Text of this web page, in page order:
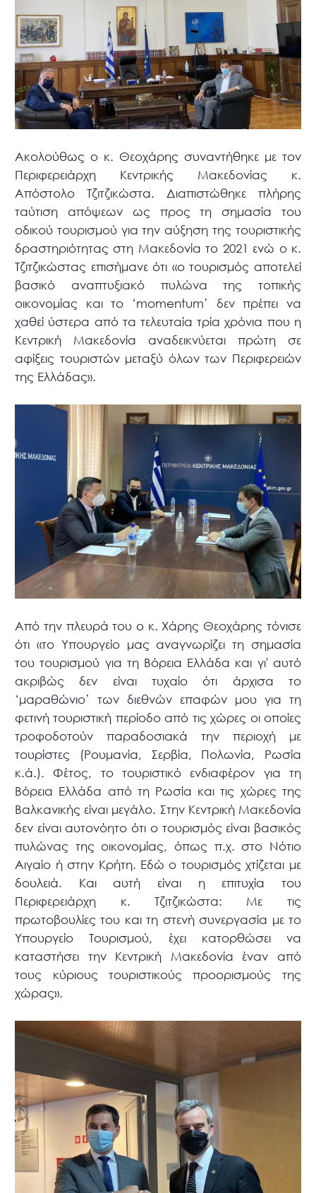
Ακολούθως ο κ. Θεοχάρης συναντήθηκε με τον
Περιφερειάρχη Κεντρικής Μακεδονίας κ.
Απόστολο Τζιτζικώστα. Διαπιστώθηκε πλήρης
ταύτιση απόψεων ως προς τη σημασία του
οδικού τουρισμού για την αύξηση της τουριστικής
δραστηριότητας στη Μακεδονία το 2021 ενώ ο κ.
Τζιτζικώστας επισήμανε ότι «ο τουρισμός αποτελεί
βασικό αναπτυξιακό πυλώνα της τοπικής
οικονομίας και το ‘momentum’ δεν πρέπει να
χαθεί ύστερα από τα τελευταία τρία χρόνια που η
Κεντρική Μακεδονία αναδεικνύεται πρώτη σε
αφίξεις τουριστών μεταξύ όλων των Περιφερειών
της Ελλάδας».
Από την πλευρά του ο κ. Χάρης Θεοχάρης τόνισε
ότι «το Υπουργείο μας αναγνωρίζει τη σημασία
του τουρισμού για τη Βόρεια Ελλάδα και γι' αυτό
ακριβώς δεν είναι τυχαίο ότι άρχισα το
‘μαραθώνιο’ των διεθνών επαφών μου για τη
φετινή τουριστική περίοδο από τις χώρες οι οποίες
τροφοδοτούν παραδοσιακά την περιοχή με
τουρίστες (Ρουμανία, Σερβία, Πολωνία, Ρωσία
κ.ά.). Φέτος, το τουριστικό ενδιαφέρον για τη
Βόρεια Ελλάδα από τη Ρωσία και τις χώρες της
Βαλκανικής είναι μεγάλο. Στην Κεντρική Μακεδονία
δεν είναι αυτονόητο ότι ο τουρισμός είναι βασικός
πυλώνας της οικονομίας, όπως π.χ. στο Νότιο
Αιγαίο ή στην Κρήτη. Εδώ ο τουρισμός χτίζεται με
δουλειά. Και αυτή είναι η επιτυχία του
Περιφερειάρχη κ. Τζιτζικώστα: Με τις
πρωτοβουλίες του και τη στενή συνεργασία με το
Υπουργείο Τουρισμού, έχει κατορθώσει να
καταστήσει την Κεντρική Μακεδονία έναν από
τους κύριους τουριστικούς προορισμούς της
χώρας».